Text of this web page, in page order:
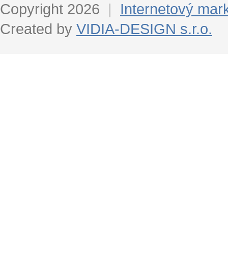
Copyright 2026 |
Internetový
Created by VIDIA-DESIGN s.r.o.